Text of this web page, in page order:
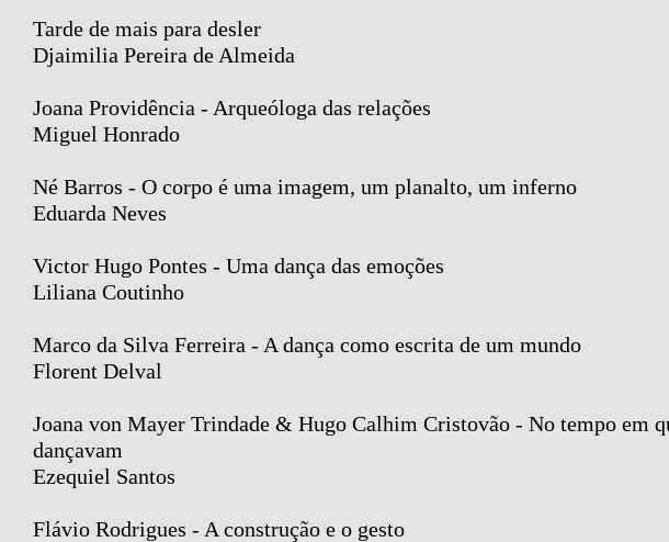
Tarde de mais para desler
Djaimilia Pereira de Almeida
Joana Providência - Arqueóloga das relações
Miguel Honrado
Né Barros - O corpo é uma imagem, um planalto, um inferno
Eduarda Neves
Victor Hugo Pontes - Uma dança das emoções
Liliana Coutinho
Marco da Silva Ferreira - A dança como escrita de um mundo
Florent Delval
Joana von Mayer Trindade & Hugo Calhim Cristovão - No tempo em
dançavam
Ezequiel Santos
Flávio Rodrigues - A construção e o gesto